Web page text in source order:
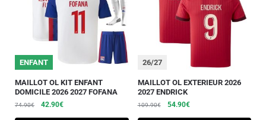
ENFANT
MAILLOT OL KIT ENFANT
DOMICILE 2026 2027 FOFANA
74.90€ 42.90€
26/27
MAILLOT OL EXTERIEUR 2026
2027 ENDRICK
109.90€ 54.90€